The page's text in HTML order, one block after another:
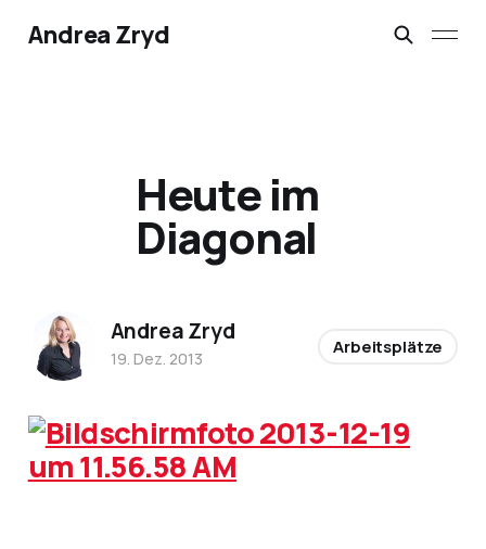
Andrea Zryd
Heute im
Diagonal
Andrea Zryd
19. Dez. 2013
Arbeitsplätze